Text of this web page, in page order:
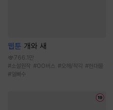
웹툰 개와 새
766.1만
#소설원작 #OO버스 #오해/착각 #현대물
#얼빠수